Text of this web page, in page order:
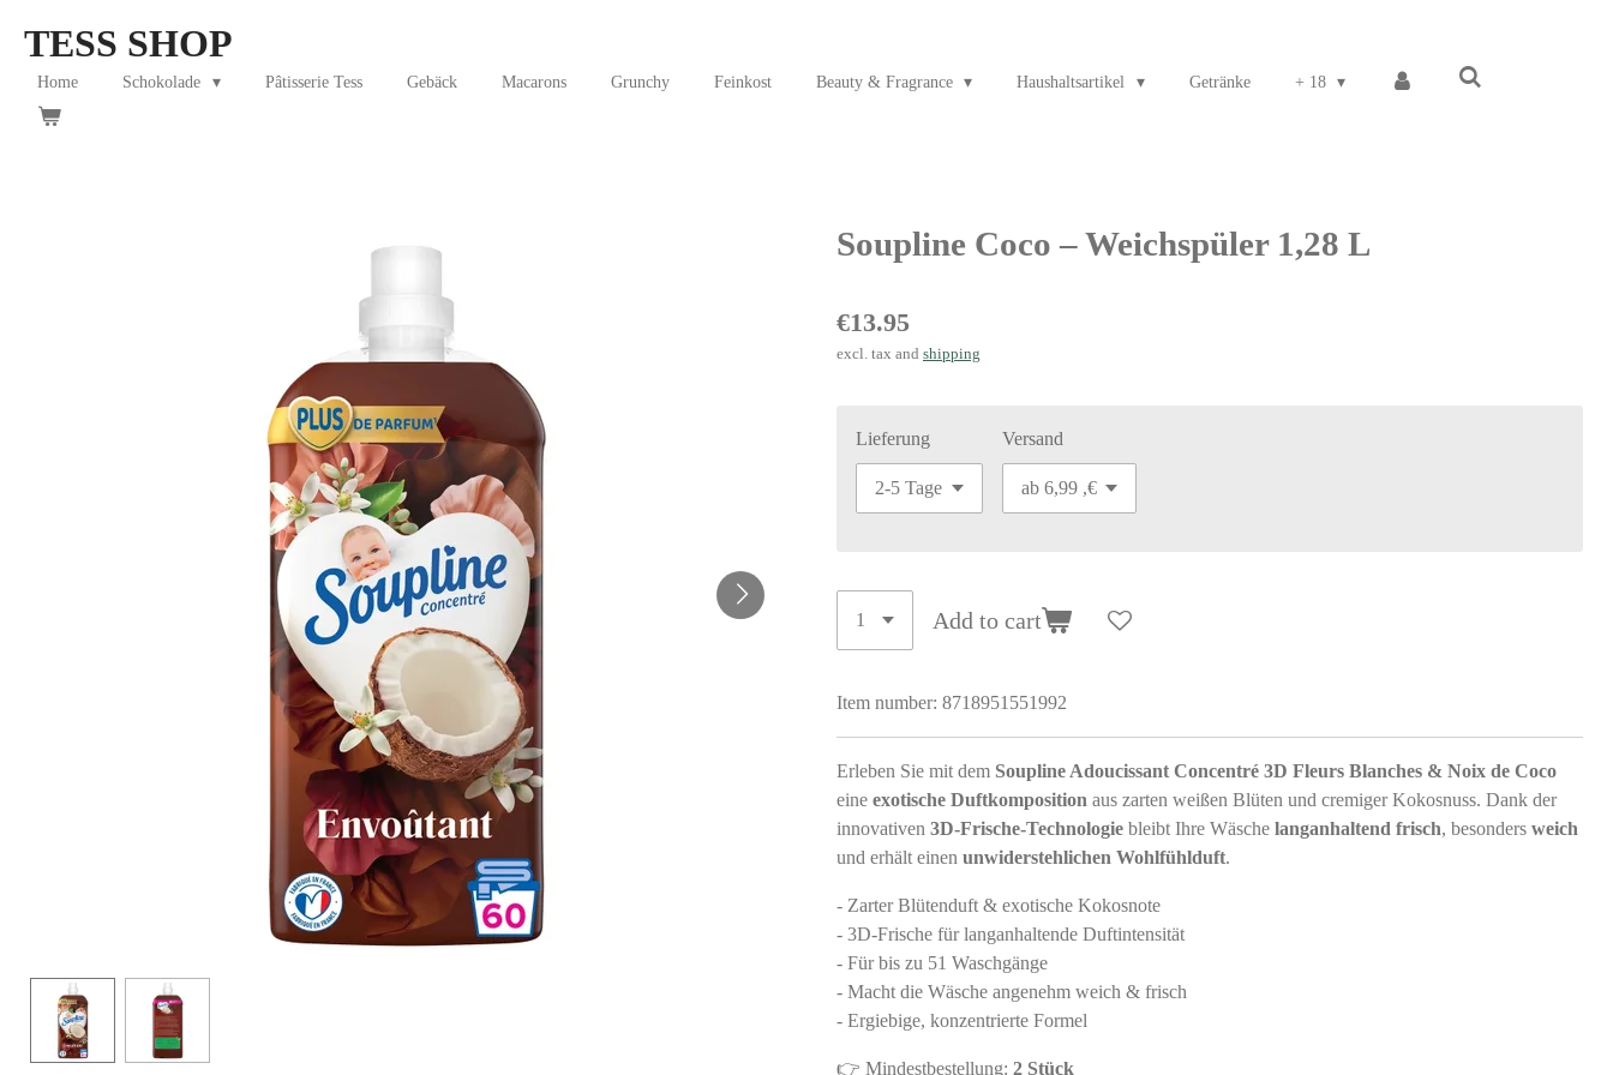
main
content
TESS SHOP
Home Schokolade Pâtisserie Tess Gebäck Macarons Grunchy Feinkost Beauty & Fragrance Haushaltsartikel Getränke + 18
Soupline Coco – Weichspüler 1,28 L
€13.95
excl. tax and shipping
Lieferung Versand
Add to cart
Item number: 8718951551992
Erleben Sie mit dem Soupline Adoucissant Concentré 3D Fleurs Blanches & Noix de Coco
eine exotische Duftkomposition aus zarten weißen Blüten und cremiger Kokosnuss. Dank der
innovativen 3D-Frische-Technologie bleibt Ihre Wäsche langanhaltend frisch, besonders weich
und erhält einen unwiderstehlichen Wohlfühlduft.
- Zarter Blütenduft & exotische Kokosnote
- 3D-Frische für langanhaltende Duftintensität
- Für bis zu 51 Waschgänge
- Macht die Wäsche angenehm weich & frisch
- Ergiebige, konzentrierte Formel
👉 Mindestbestellung: 2 Stück